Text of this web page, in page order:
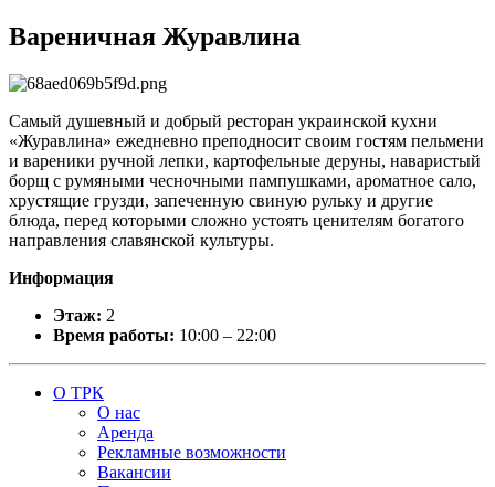
Вареничная Журавлина
Самый душевный и добрый ресторан украинской кухни
«Журавлина» ежедневно преподносит своим гостям пельмени
и вареники ручной лепки, картофельные деруны, наваристый
борщ с румяными чесночными пампушками, ароматное сало,
хрустящие грузди, запеченную свиную рульку и другие
блюда, перед которыми сложно устоять ценителям богатого
направления славянской культуры.
Информация
Этаж: 2
Время работы: 10:00 – 22:00
О ТРК
О нас
Аренда
Рекламные возможности
Вакансии